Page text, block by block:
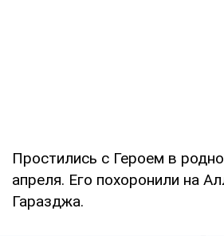
Простились с Героем в
апреля. Его похоронили на
Гаразджа.